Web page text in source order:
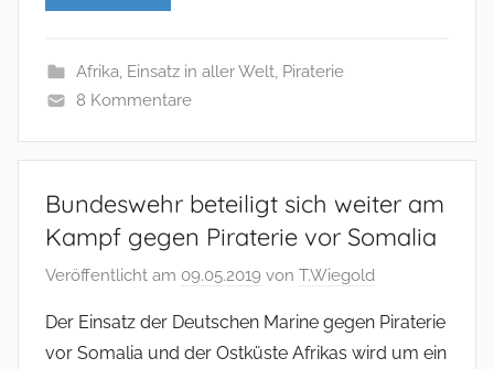
Afrika, Einsatz in aller Welt, Piraterie
8 Kommentare
Bundeswehr beteiligt sich weiter am
Kampf gegen Piraterie vor Somalia
Veröffentlicht am 09.05.2019 von T.Wiegold
Der Einsatz der Deutschen Marine gegen Piraterie
vor Somalia und der Ostküste Afrikas wird um ein